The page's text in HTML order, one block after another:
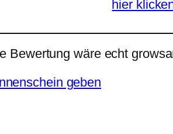
hier
Bewertung wäre echt
geben